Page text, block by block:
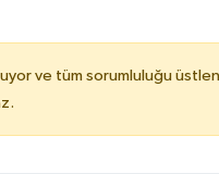
ve tüm sorumluluğu